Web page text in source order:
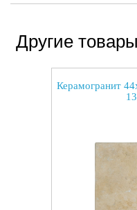
Другие
Керамогранит